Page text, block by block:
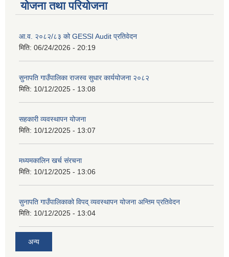
योजना तथा परियोजना
आ.व. २०८२/८३ को GESSI Audit प्रतिवेदन
मिति: 06/24/2026 - 20:19
सुनापति गाउँपालिका राजस्व सुधार कार्ययोजना २०८२
मिति: 10/12/2025 - 13:08
सहकारी व्यवस्थापन योजना
मिति: 10/12/2025 - 13:07
मध्यमकालिन खर्च संरचना
मिति: 10/12/2025 - 13:06
सुनापति गाउँपालिकाको विपद् व्यवस्थापन योजना अन्तिम प्रतिवेदन
मिति: 10/12/2025 - 13:04
अन्य